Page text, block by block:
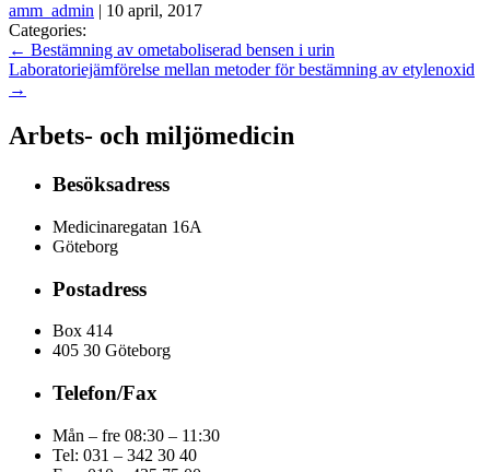
amm_admin | 10 april, 2017
Categories:
← Bestämning av ometaboliserad bensen i urin
Laboratoriejämförelse mellan metoder för bestämning av etylenoxid
→
Arbets- och miljömedicin
Besöksadress
Medicinaregatan 16A
Göteborg
Postadress
Box 414
405 30 Göteborg
Telefon/Fax
Mån – fre 08:30 – 11:30
Tel: 031 – 342 30 40